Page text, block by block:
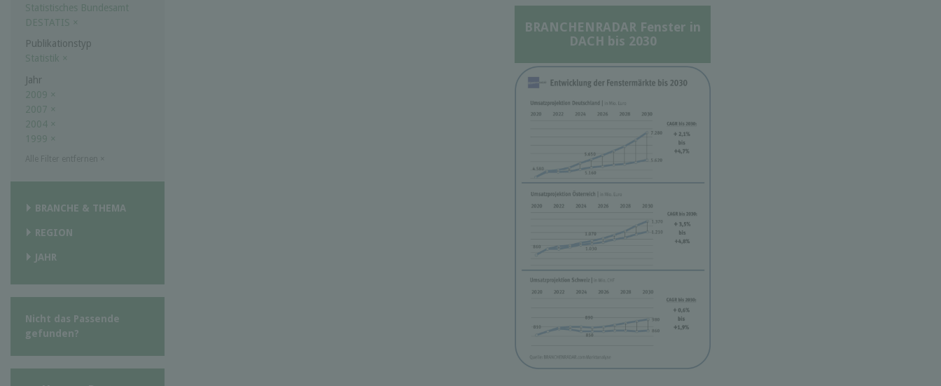
Statistisches Bundesamt
DESTATIS ×
Publikationstyp
Statistik ×
Jahr
2009 ×
2007 ×
2004 ×
1999 ×
BRANCHE & THEMA
REGION
JAHR
Nicht das Passende
gefunden?
BRANCHENRADAR Fenster in
DACH bis 2030